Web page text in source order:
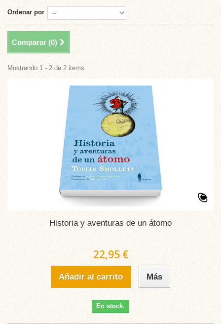
Ordenar por
Comparar (0)
Mostrando 1 - 2 de 2 items
Historia y aventuras de un átomo
22,95 €
Añadir al carrito Más
En stock.